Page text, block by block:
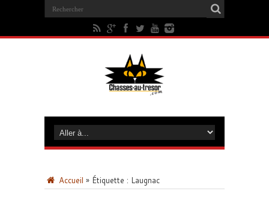
Accueil » Étiquette : Laugnac